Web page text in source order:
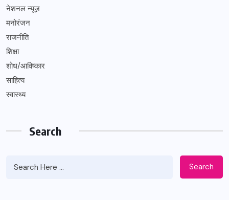
नेशनल न्यूज़
मनोरंजन
राजनीति
शिक्षा
शोध/आविष्कार
साहित्य
स्वास्थ्य
Search
Search